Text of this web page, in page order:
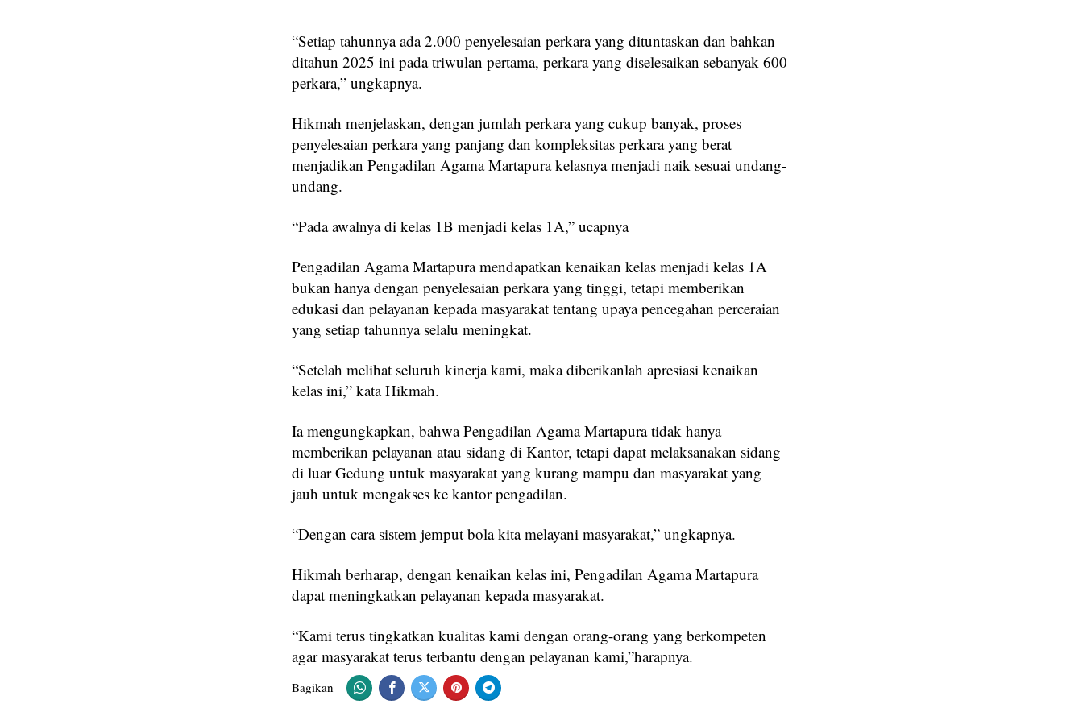
“Setiap tahunnya ada 2.000 penyelesaian perkara yang dituntaskan dan bahkan
ditahun 2025 ini pada triwulan pertama, perkara yang diselesaikan sebanyak 600
perkara,” ungkapnya.
Hikmah menjelaskan, dengan jumlah perkara yang cukup banyak, proses
penyelesaian perkara yang panjang dan kompleksitas perkara yang berat
menjadikan Pengadilan Agama Martapura kelasnya menjadi naik sesuai undang-
undang.
“Pada awalnya di kelas 1B menjadi kelas 1A,” ucapnya
Pengadilan Agama Martapura mendapatkan kenaikan kelas menjadi kelas 1A
bukan hanya dengan penyelesaian perkara yang tinggi, tetapi memberikan
edukasi dan pelayanan kepada masyarakat tentang upaya pencegahan perceraian
yang setiap tahunnya selalu meningkat.
“Setelah melihat seluruh kinerja kami, maka diberikanlah apresiasi kenaikan
kelas ini,” kata Hikmah.
Ia mengungkapkan, bahwa Pengadilan Agama Martapura tidak hanya
memberikan pelayanan atau sidang di Kantor, tetapi dapat melaksanakan sidang
di luar Gedung untuk masyarakat yang kurang mampu dan masyarakat yang
jauh untuk mengakses ke kantor pengadilan.
“Dengan cara sistem jemput bola kita melayani masyarakat,” ungkapnya.
Hikmah berharap, dengan kenaikan kelas ini, Pengadilan Agama Martapura
dapat meningkatkan pelayanan kepada masyarakat.
“Kami terus tingkatkan kualitas kami dengan orang-orang yang berkompeten
agar masyarakat terus terbantu dengan pelayanan kami,”harapnya.
Bagikan